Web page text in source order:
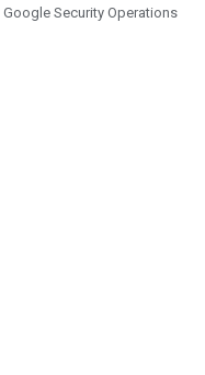
Google Security Operations